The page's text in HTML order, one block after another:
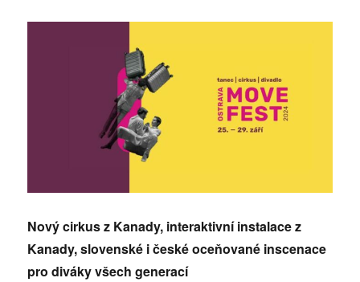
Nový cirkus z Kanady, interaktivní instalace z
Kanady, slovenské i české oceňované inscenace
pro diváky všech generací